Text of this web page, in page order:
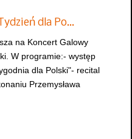
dla Po…
na Koncert Galowy
W programie:- występ
dla Polski"- recital
Przemysława